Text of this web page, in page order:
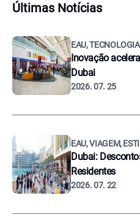
Últimas Notícias
EAU,
Inovação
Dubai
2026. 07. 25
EAU, VIAGEM,
Dubai:
Residentes
2026. 07. 22